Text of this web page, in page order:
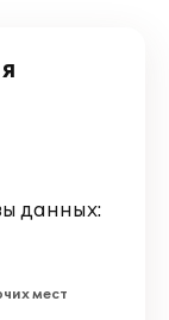
данных:
мест